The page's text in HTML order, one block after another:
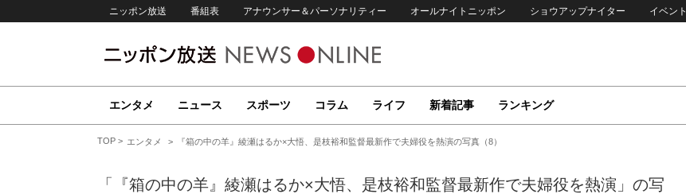
ニッポン放送 番組表 アナウンサー＆パーソナリティー オールナイトニッポン ショウアップナイター イベント
エンタメ ニュース スポーツ コラム ライフ 新着記事 ランキング
TOP エンタメ 『箱の中の羊』綾瀬はるか×大悟、是枝裕和監督最新作で夫婦役を熱演の写真（8）
「『箱の中の羊』綾瀬はるか×大悟、是枝裕和監督最新作で夫婦役を熱演」の写